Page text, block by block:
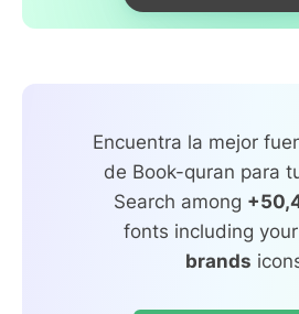
Encuentra la mejor
de Book-quran para
Search among
fonts including
brands